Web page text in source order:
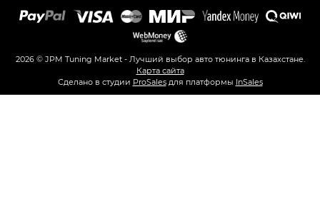
2026 © JPM Tuning Market - Лучший выбор авто тюнинга в Казахстане.
Карта сайта
Сделано в студии ProSalesдля платформы InSales